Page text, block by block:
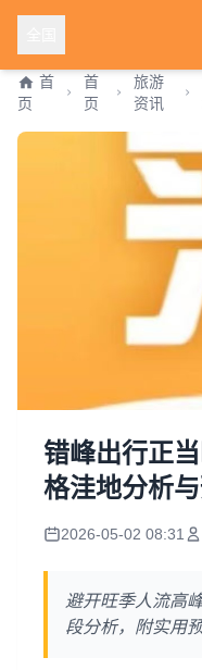
首
页
首
页
旅游
资讯
错峰出行正
格洼地分析
2026-05-02 08:31
避开旺季人流高
段分析，附实用